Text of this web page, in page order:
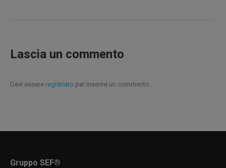
Lascia un commento
Devi essere registrato per inserire un commento.
Gruppo SEF®